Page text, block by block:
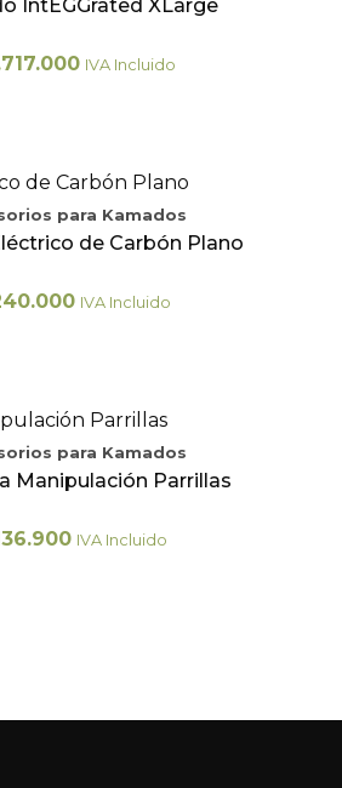
IntEGGrated XLarge
IVA Incluido
para Kamados
de Carbón Plano
IVA Incluido
para Kamados
Manipulación Parrillas
IVA Incluido